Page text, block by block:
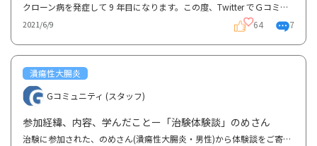
クローン病を発症して 9 年目になります。この度、Twitter でＧコミュニティ様をご紹介頂き 自分の体験...
2021/6/9 64 7
潰瘍性大腸炎
Gコミュニティ (スタッフ)
参加経緯、内容、学んだことー「治験体験談」のめさん
治験に参加された、のめさん(潰瘍性大腸炎・男性)から体験談をご寄稿いただきました。治験参加経緯や参...